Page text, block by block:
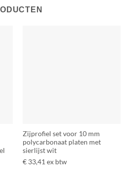
Zijprofiel set voor 10 mm
polycarbonaat platen met
sierlijst wit
€33,41 ex btw